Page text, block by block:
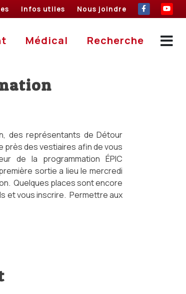
Infos utiles
Infos utiles Nous joindre
Nous joindre
Abonnement
Médical Médical
Recherche
des représentants de Détour
près des vestiaires afin de vous
de la programmation ÉPIC
sortie a lieu le mercredi
Quelques places sont encore
et vous inscrire. Permettre aux